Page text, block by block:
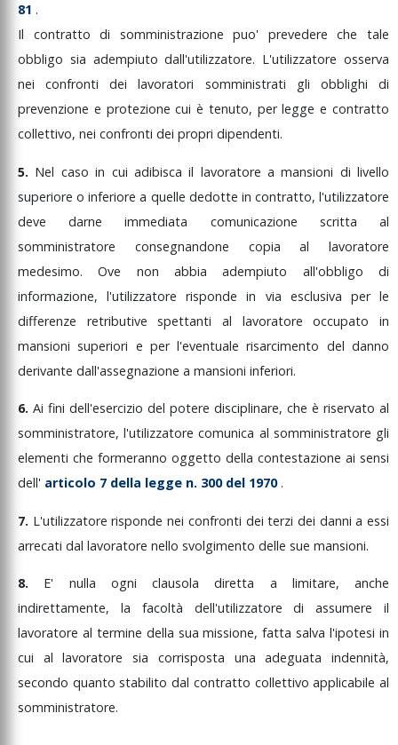
81 .
Il contrattodi somministrazionepuo' prevederechetale
obbligo sia adempiutodall'utilizzatore. L'utilizzatoreosserva
neiconfrontideilavoratori somministrati gli obblighidi
prevenzione e protezionecuiè tenuto, perleggeecontratto
collettivo, nei confronti dei propri dipendenti.
5. Nel casoin cui adibiscail lavoratore amansioni dilivello
superioreoinferiorea quelle dedotte in contratto, l'utilizzatore
devedarneimmediata comunicazione scrittaal
somministratore consegnandone copiaal lavoratore
medesimo.Ove nonabbiaadempiuto all'obbligodi
informazione,l'utilizzatorerispondein via esclusiva perle
differenze retributivespettantial lavoratoreoccupatoin
mansionisuperiori e perl'eventualerisarcimento deldanno
derivante dall'assegnazione a mansioni inferiori.
6. Ai fini dell'esercizio del potere disciplinare, che è riservato al
somministratore,l'utilizzatorecomunica al somministratore gli
elementi che formeranno oggetto della contestazione ai sensi
dell' articolo 7 della legge n. 300 del 1970 .
7. L'utilizzatorerispondenei confronti deiterzi dei danniaessi
arrecati dal lavoratore nello svolgimento delle sue mansioni.
8. E' nulla ogni clausoladiretta a limitare, anche
indirettamente, la facoltà dell'utilizzatorediassumereil
lavoratore al termine della suamissione,fattasalval'ipotesiin
cui allavoratoresia corrisposta unaadeguataindennità,
secondo quantostabilitodal contratto collettivoapplicabileal
somministratore.